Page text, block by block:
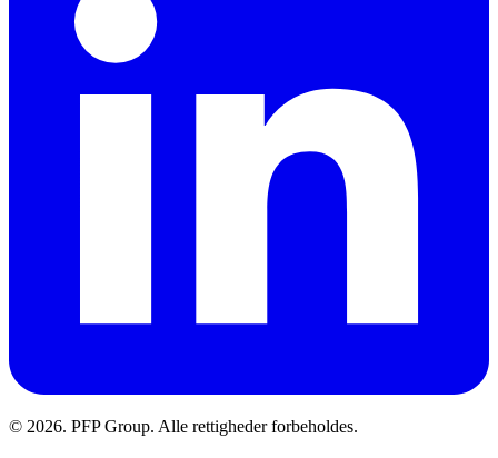
© 2026. PFP Group. Alle rettigheder forbeholdes.